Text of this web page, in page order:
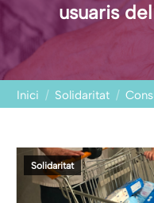
usuaris
You are here:
Inici Solidaritat
Solidaritat